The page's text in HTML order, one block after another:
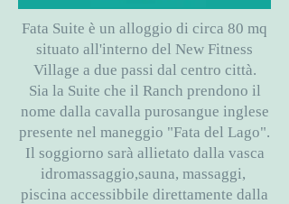
Fata Suite è un alloggio di circa 80 mq
situato all'interno del New Fitness
Village a due passi dal centro città.
Sia la Suite che il Ranch prendono il
nome dalla cavalla purosangue inglese
presente nel maneggio "Fata del Lago".
Il soggiorno sarà allietato dalla vasca
idromassaggio,sauna, massaggi,
piscina accessibbile direttamente dalla